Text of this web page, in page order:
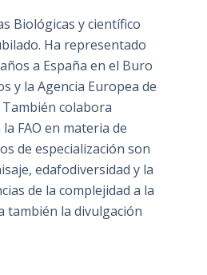
Biológicas y científico
Ha representado
a España en el Buro
y la Agencia Europea de
colabora
FAO en materia de
de especialización son
edafodiversidad y la
de la complejidad a la
también la divulgación